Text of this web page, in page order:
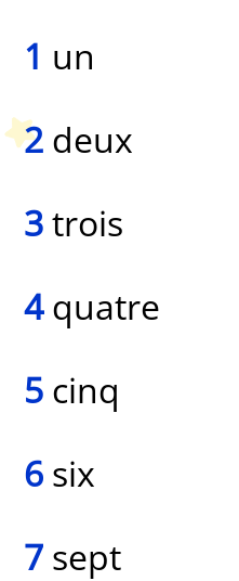
1 un
2 deux
3trois
4quatre
5 cinq
6 six
7 sept